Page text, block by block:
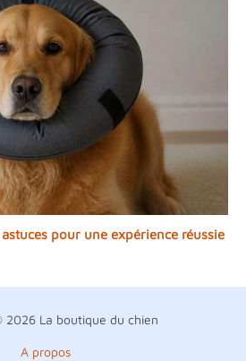
pour une expérience réussie
2026 La boutique du chien
A propos